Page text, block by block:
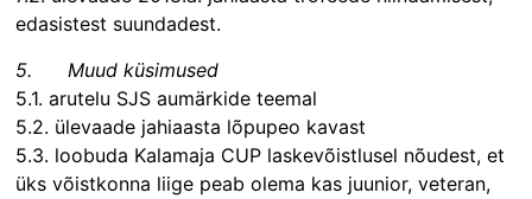
edasistest suundadest.
5.Muud küsimused
5.1. arutelu SJS aumärkide teemal
5.2. ülevaade jahiaasta lõpupeo kavast
5.3. loobuda Kalamaja CUP laskevõistlusel nõudest, et
üks võistkonna liige peab olema kas juunior, veteran,